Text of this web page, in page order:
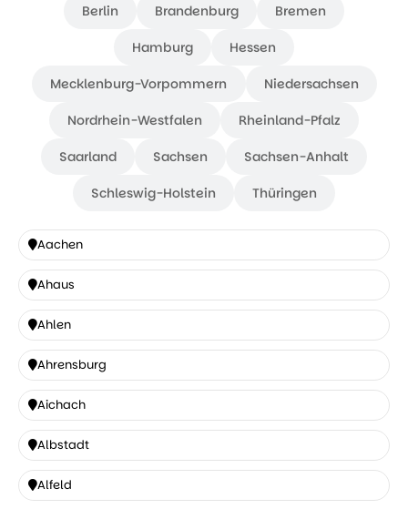
Berlin
Brandenburg
Bremen
Hamburg
Hessen
Mecklenburg-Vorpommern
Niedersachsen
Nordrhein-Westfalen
Rheinland-Pfalz
Saarland
Sachsen
Sachsen-Anhalt
Schleswig-Holstein
Thüringen
Aachen
Aachen
Ahaus
Ahaus
Ahlen
Ahlen
Ahrensburg
Ahrensburg
Aichach
Aichach
Albstadt
Albstadt
Alfeld
Alfeld